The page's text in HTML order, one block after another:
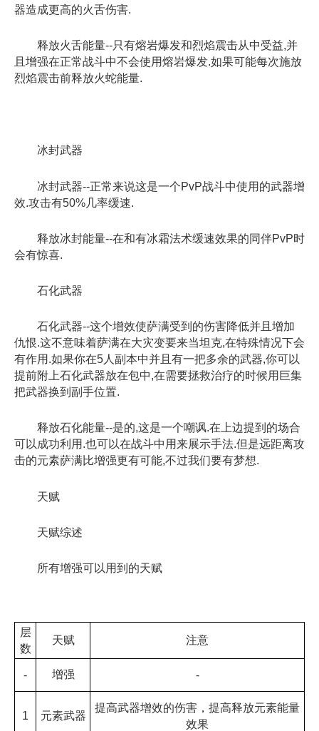
器造成更高的火舌伤害.
释放火舌能量--只有熔岩爆发和烈焰震击从中受益,并
且增强在正常战斗中不会使用熔岩爆发.如果可能每次施放
烈焰震击前释放火蛇能量.
冰封武器
冰封武器--正常来说这是一个PvP战斗中使用的武器增
效.攻击有50%几率缓速.
释放冰封能量--在和有冰霜法术缓速效果的同伴PvP时
会有惊喜.
石化武器
石化武器--这个增效使萨满受到的伤害降低并且增加
仇恨.这不意味着萨满在大灾变要来当坦克,在特殊情况下会
有作用.如果你在5人副本中并且有一把多余的武器,你可以
提前附上石化武器放在包中,在需要拯救治疗的时候用巨集
把武器换到副手位置.
释放石化能量--是的,这是一个嘲讽.在上边提到的场合
可以成功利用.也可以在战斗中用来展示手法.但是远距离攻
击的元素萨满比增强更有可能,不过我们要有梦想.
天赋
天赋综述
所有增强可以用到的天赋
层
数
天赋 注意
- 增强 -
1 元素武器
提高武器增效的伤害，提高释放元素能量
效果